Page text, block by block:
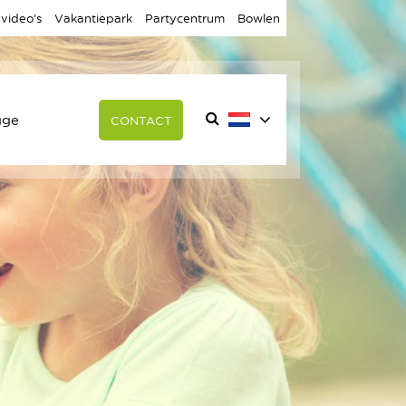
Vakantiepark Partycentrum Bowlen
CONTACT